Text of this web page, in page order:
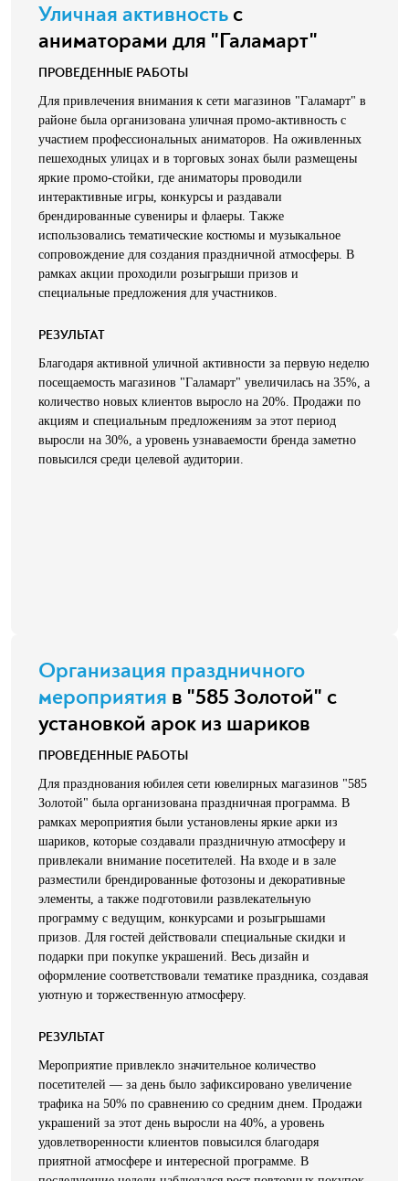
Уличная активностьс
аниматорами для "Галамарт"
ПРОВЕДЕННЫЕ РАБОТЫ
Для привлечения внимания к сети магазинов "Галамарт" в
районе была организована уличная промо-активность с
участием профессиональных аниматоров. На оживленных
пешеходных улицах и в торговых зонах были размещены
яркие промо-стойки, где аниматоры проводили
интерактивные игры, конкурсы и раздавали
брендированные сувениры и флаеры. Также
использовались тематические костюмы и музыкальное
сопровождение для создания праздничной атмосферы. В
рамках акции проходили розыгрыши призов и
специальные предложения для участников.
РЕЗУЛЬТАТ
Благодаря активной уличной активности за первую неделю
посещаемость магазинов "Галамарт" увеличилась на 35%, а
количество новых клиентов выросло на 20%. Продажи по
акциям и специальным предложениям за этот период
выросли на 30%, а уровень узнаваемости бренда заметно
повысился среди целевой аудитории.
Организация праздничного
мероприятия в "585 Золотой" с
установкой арок из шариков
ПРОВЕДЕННЫЕ РАБОТЫ
Для празднования юбилея сети ювелирных магазинов "585
Золотой" была организована праздничная программа. В
рамках мероприятия были установлены яркие арки из
шариков, которые создавали праздничную атмосферу и
привлекали внимание посетителей. На входе и в зале
разместили брендированные фотозоны и декоративные
элементы, а также подготовили развлекательную
программу с ведущим, конкурсами и розыгрышами
призов. Для гостей действовали специальные скидки и
подарки при покупке украшений. Весь дизайн и
оформление соответствовали тематике праздника, создавая
уютную и торжественную атмосферу.
РЕЗУЛЬТАТ
Мероприятие привлекло значительное количество
посетителей — за день было зафиксировано увеличение
трафика на 50% по сравнению со средним днем. Продажи
украшений за этот день выросли на 40%, а уровень
удовлетворенности клиентов повысился благодаря
приятной атмосфере и интересной программе. В